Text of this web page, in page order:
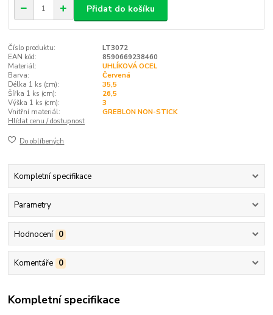
Přidat do košíku
Číslo produktu:
LT3072
EAN kód:
8590669238460
Materiál:
UHLÍKOVÁ OCEL
Barva:
Červená
Délka 1 ks (cm):
35,5
Šířka 1 ks (cm):
26,5
Výška 1 ks (cm):
3
Vnitřní materiál:
GREBLON NON-STICK
Hlídat cenu / dostupnost
Do oblíbených
Kompletní specifikace
Parametry
Hodnocení 0
Komentáře 0
Kompletní specifikace